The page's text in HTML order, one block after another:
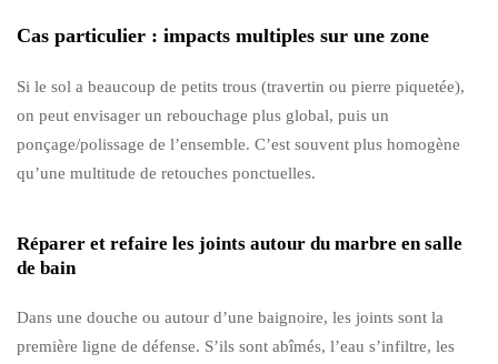
Cas particulier : impacts multiples sur une zone
Si le sol a beaucoup de petits trous (travertin ou pierre piquetée),
on peut envisager un rebouchage plus global, puis un
ponçage/polissage de l’ensemble. C’est souvent plus homogène
qu’une multitude de retouches ponctuelles.
Réparer et refaire les joints autour du marbre en salle
de bain
Dans une douche ou autour d’une baignoire, les joints sont la
première ligne de défense. S’ils sont abîmés, l’eau s’infiltre, les